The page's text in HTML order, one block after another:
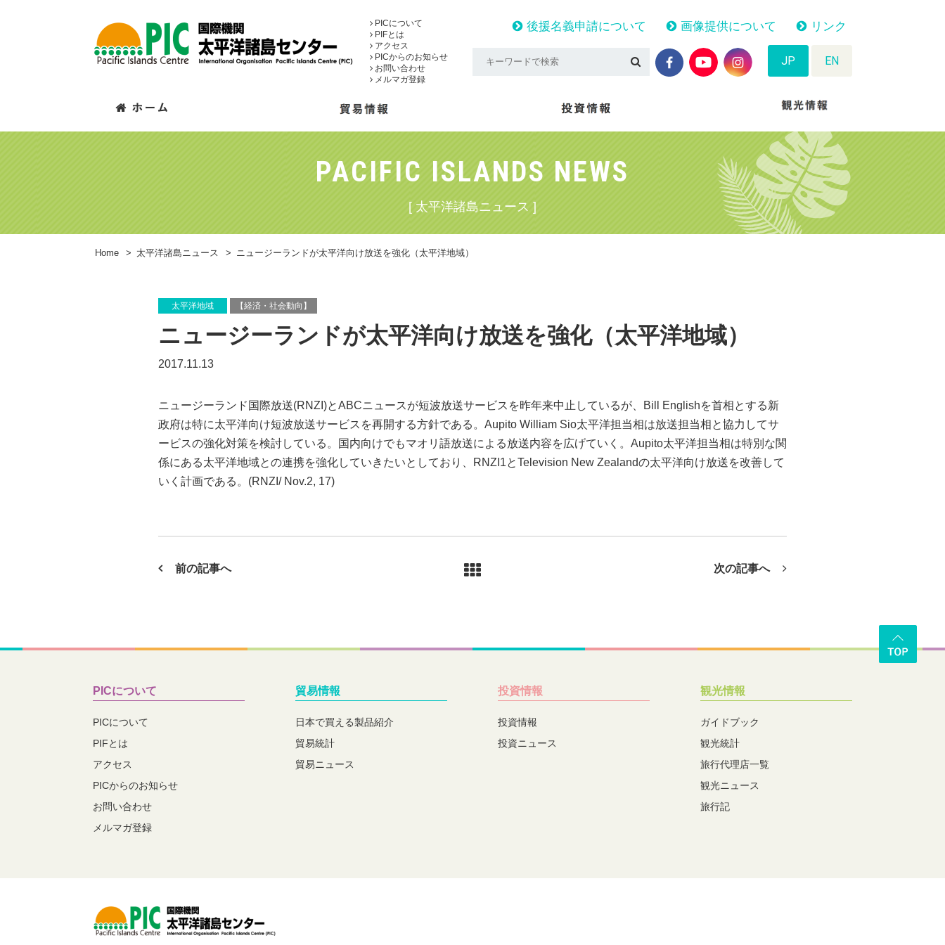
PICについて
PIFとは
アクセス
PICからのお知らせ
お問い合わせ
メルマガ登録
後援名義申請について 画像提供について リンク
JP EN
PACIFIC ISLANDS NEWS
[ 太平洋諸島ニュース ]
Home > 太平洋諸島ニュース > ニュージーランドが太平洋向け放送を強化（太平洋地域）
太平洋地域 【経済・社会動向】
ニュージーランドが太平洋向け放送を強化（太平洋地域）
2017.11.13
ニュージーランド国際放送(RNZI)とABCニュースが短波放送サービスを昨年来中止しているが、Bill Englishを首相とする新
政府は特に太平洋向け短波放送サービスを再開する方針である。Aupito William Sio太平洋担当相は放送担当相と協力してサ
ービスの強化対策を検討している。国内向けでもマオリ語放送による放送内容を広げていく。Aupito太平洋担当相は特別な関
係にある太平洋地域との連携を強化していきたいとしており、RNZI1とTelevision New Zealandの太平洋向け放送を改善して
いく計画である。(RNZI/ Nov.2, 17)
前の記事へ 次の記事へ
PICについて
PICについて
PIFとは
アクセス
PICからのお知らせ
お問い合わせ
メルマガ登録
貿易情報
日本で買える製品紹介
貿易統計
貿易ニュース
投資情報
投資情報
投資ニュース
観光情報
ガイドブック
観光統計
旅行代理店一覧
観光ニュース
旅行記